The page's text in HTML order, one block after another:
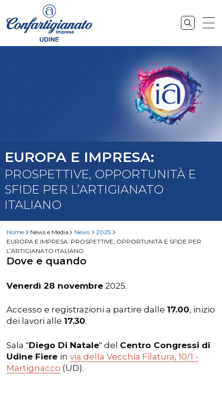
EUROPA E IMPRESA:
PROSPETTIVE, OPPORTUNITÀ E
SFIDE PER L’ARTIGIANATO
ITALIANO
Home News e Media News
2025
EUROPA E IMPRESA: PROSPETTIVE, OPPORTUNITÀ E SFIDE PER
L’ARTIGIANATO ITALIANO
Dove e quando
Venerdì 28 novembre2025.
Accesso e registrazioni a partire dalle 17.00, inizio
dei lavori alle 17.30.
Sala "Diego Di Natale" del Centro Congressi di
Udine Fiere in via della Vecchia Filatura, 10/1 -
Martignacco (UD).